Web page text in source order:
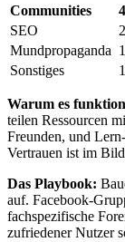
Communities
SEO
Mundpropaganda
Sonstiges
Warum es
teilen Ressourcen
Freunden, und
Vertrauen ist im
Das Playbook:
auf. Facebook-
fachspezifische
zufriedener Nutzer